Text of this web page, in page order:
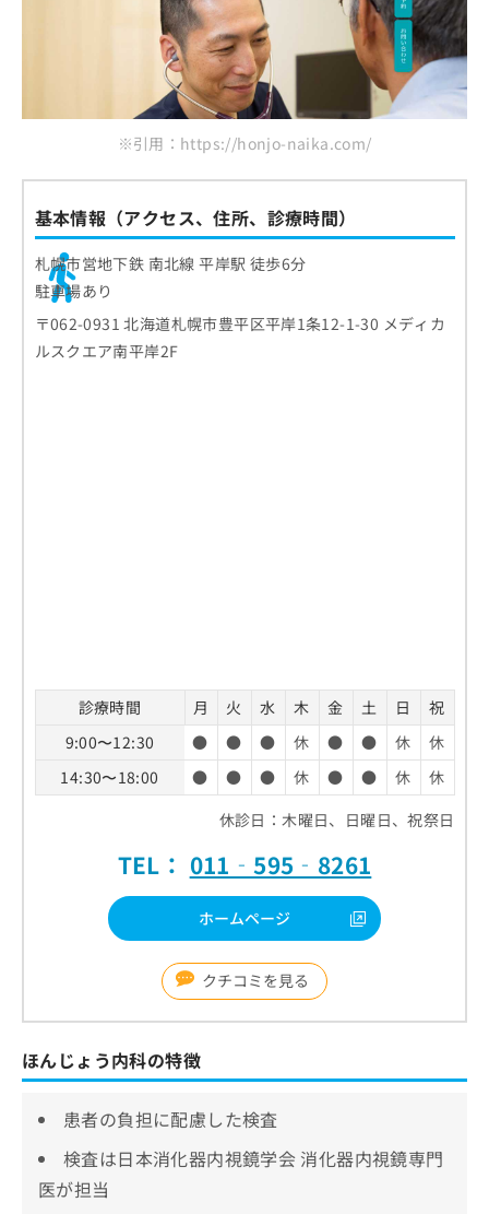
※引用：https://honjo-naika.com/
基本情報（アクセス、住所、診療時間）
札幌市営地下鉄 南北線 平岸駅 徒歩6分
駐車場あり
〒062-0931 北海道札幌市豊平区平岸1条12-1-30 メディカ
ルスクエア南平岸2F
診療時間 月 火 水 木 金 土 日
祝
9:00〜12:30
● ● ● 休 ● ● 休
休
14:30〜18:00
● ● ● 休 ● ● 休
休
休診日：木曜日、日曜日、祝祭日
TEL： 011‐595‐8261
ホームページ
クチコミを見る
ほんじょう内科の特徴
患者の負担に配慮した検査
検査は日本消化器内視鏡学会 消化器内視鏡専門
医が担当